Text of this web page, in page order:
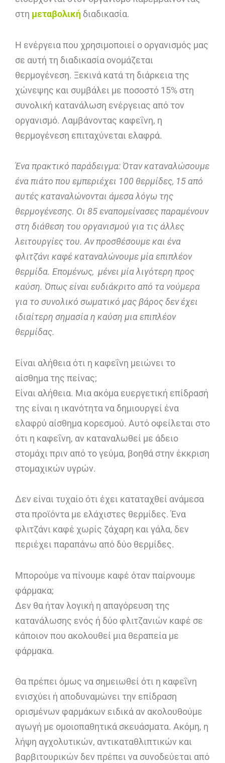
στη μεταβολική διαδικασία.
Η ενέργεια που χρησιμοποιεί ο οργανισμός μας
σε αυτή τη διαδικασία ονομάζεται
θερμογένεση. Ξεκινά κατά τη διάρκεια της
χώνεψης και συμβάλει με ποσοστό 15% στη
συνολική κατανάλωση ενέργειας από τον
οργανισμό. Λαμβάνοντας καφεΐνη, η
θερμογένεση επιταχύνεται ελαφρά.
Ένα πρακτικό παράδειγμα: Όταν καταναλώσουμε
ένα πιάτο που εμπεριέχει 100 θερμίδες, 15 από
αυτές καταναλώνονται άμεσα λόγω της
θερμογένεσης. Οι 85 εναπομείνασες παραμένουν
στη διάθεση του οργανισμού για τις άλλες
λειτουργίες του. Αν προσθέσουμε και ένα
φλιτζάνι καφέ καταναλώνουμε μία επιπλέον
θερμίδα. Επομένως, μένει μία λιγότερη προς
καύση. Όπως είναι ευδιάκριτο από τα νούμερα
για το συνολικό σωματικό μας βάρος δεν έχει
ιδιαίτερη σημασία η καύση μια επιπλέον
θερμίδας.
Είναι αλήθεια ότι η καφεΐνη μειώνει το
αίσθημα της πείνας;
Είναι αλήθεια. Μια ακόμα ευεργετική επίδρασή
της είναι η ικανότητα να δημιουργεί ένα
ελαφρύ αίσθημα κορεσμού. Αυτό οφείλεται στο
ότι η καφεΐνη, αν καταναλωθεί με άδειο
στομάχι πριν από το γεύμα, βοηθά στην έκκριση
στομαχικών υγρών.
Δεν είναι τυχαίο ότι έχει καταταχθεί ανάμεσα
στα προϊόντα με ελάχιστες θερμίδες. Ένα
φλιτζάνι καφέ χωρίς ζάχαρη και γάλα, δεν
περιέχει παραπάνω από δύο θερμίδες.
Μπορούμε να πίνουμε καφέ όταν παίρνουμε
φάρμακα;
Δεν θα ήταν λογική η απαγόρευση της
κατανάλωσης ενός ή δύο φλιτζανιών καφέ σε
κάποιον που ακολουθεί μια θεραπεία με
φάρμακα.
Θα πρέπει όμως να σημειωθεί ότι η καφεΐνη
ενισχύει ή αποδυναμώνει την επίδραση
ορισμένων φαρμάκων ειδικά αν ακολουθούμε
αγωγή με ομοιοπαθητικά σκευάσματα. Ακόμη, η
λήψη αγχολυτικών, αντικαταθλιπτικών και
βαρβιτουρικών δεν πρέπει να συνοδεύεται από